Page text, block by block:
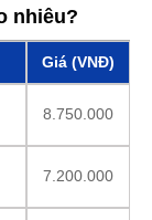
nhiêu?
Giá (VNĐ)
8.750.000
7.200.000